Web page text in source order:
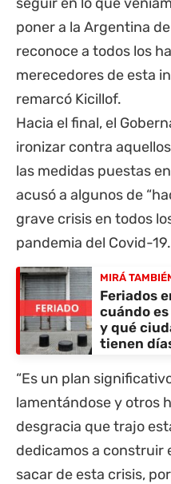
poner a la Argentina
reconoce a todos los
merecedores de esta
remarcó Kicillof.
Hacia el final, el
ironizar contra
las medidas puestas
acusó a algunos de
grave crisis en todos
pandemia del Covid-19.
MIRÁ
Feriados
cuándo
y qué
tienen
“Es un plan
lamentándose y otros
desgracia que trajo
dedicamos a construir
sacar de esta crisis,